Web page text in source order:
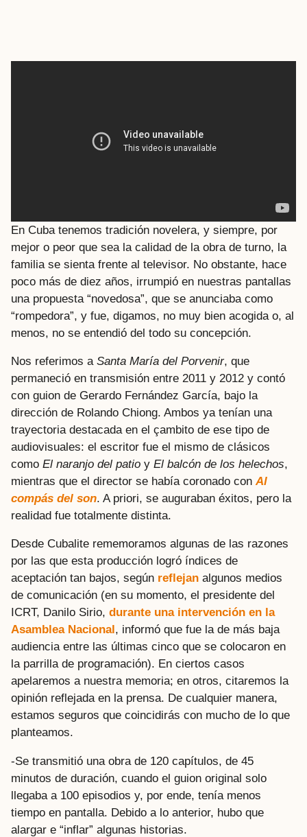
En Cuba tenemos tradición novelera, y siempre, por
mejor o peor que sea la calidad de la obra de turno, la
familia se sienta frente al televisor. No obstante, hace
poco más de diez años, irrumpió en nuestras pantallas
una propuesta “novedosa”, que se anunciaba como
“rompedora”, y fue, digamos, no muy bien acogida o, al
menos, no se entendió del todo su concepción.
Nos referimos a Santa María del Porvenir, que
permaneció en transmisión entre 2011 y 2012 y contó
con guion de Gerardo Fernández García, bajo la
dirección de Rolando Chiong. Ambos ya tenían una
trayectoria destacada en el çambito de ese tipo de
audiovisuales: el escritor fue el mismo de clásicos
como El naranjo del patio y El balcón de los helechos,
mientras que el director se había coronado conAl
compás del son. A priori, se auguraban éxitos, pero la
realidad fue totalmente distinta.
Desde Cubalite rememoramos algunas de las razones
por las que esta producción logró índices de
aceptación tan bajos, según reflejan algunos medios
de comunicación (en su momento, el presidente del
ICRT, Danilo Sirio, durante una intervención en la
Asamblea Nacional , informó que fue la de más baja
audiencia entre las últimas cinco que se colocaron en
la parrilla de programación). En ciertos casos
apelaremos a nuestra memoria; en otros, citaremos la
opinión reflejada en la prensa. De cualquier manera,
estamos seguros que coincidirás con mucho de lo que
planteamos.
-Se transmitió una obra de 120 capítulos, de 45
minutos de duración, cuando el guion original solo
llegaba a 100 episodios y, por ende, tenía menos
tiempo en pantalla. Debido a lo anterior, hubo que
alargar e “inflar” algunas historias.